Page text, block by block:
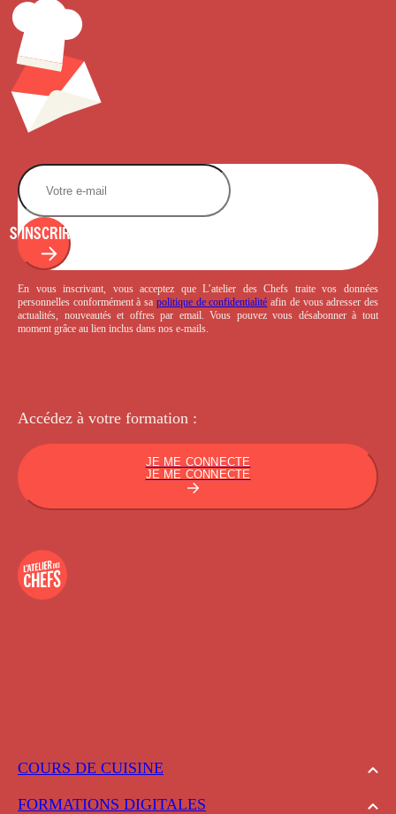
COURS DE CUISINE
FORMATIONS DIGITALES
S'INSCRIRE
En vous inscrivant, vous acceptez que L’atelier des Chefs traite vos données
personnelles conformément à sa politique de confidentialité afin de vous adresser des
actualités, nouveautés et offres par email. Vous pouvez vous désabonner à tout
moment grâce au lien inclus dans nos e-mails.
Accédez à votre formation :
JE ME CONNECTE
JE ME CONNECTE